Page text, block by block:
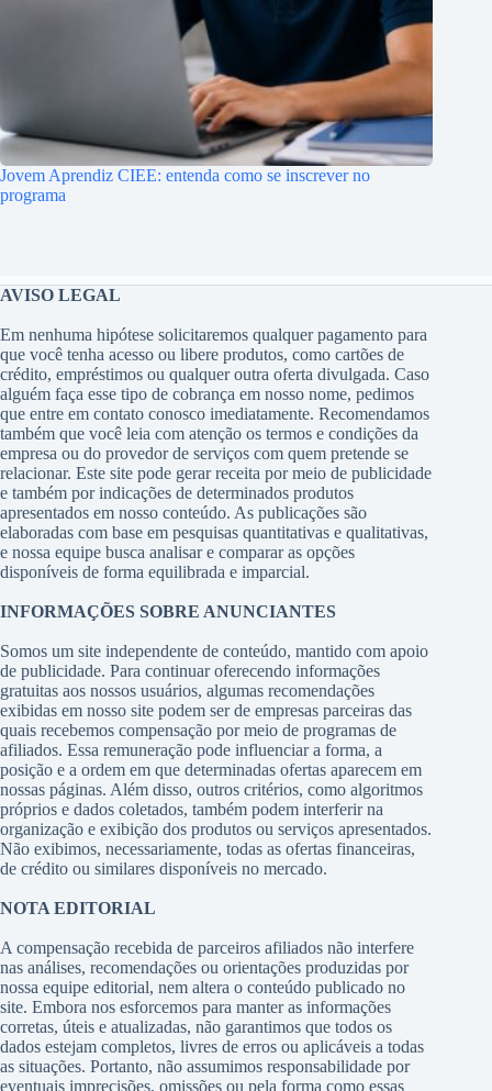
Jovem Aprendiz CIEE: entenda como se inscrever no
programa
AVISO LEGAL
Em nenhuma hipótese solicitaremos qualquer pagamento para
que você tenha acesso ou libere produtos, como cartões de
crédito, empréstimos ou qualquer outra oferta divulgada. Caso
alguém faça esse tipo de cobrança em nosso nome, pedimos
que entre em contato conosco imediatamente. Recomendamos
também que você leia com atenção os termos e condições da
empresa ou do provedor de serviços com quem pretende se
relacionar. Este site pode gerar receita por meio de publicidade
e também por indicações de determinados produtos
apresentados em nosso conteúdo. As publicações são
elaboradas com base em pesquisas quantitativas e qualitativas,
e nossa equipe busca analisar e comparar as opções
disponíveis de forma equilibrada e imparcial.
INFORMAÇÕES SOBRE ANUNCIANTES
Somos um site independente de conteúdo, mantido com apoio
de publicidade. Para continuar oferecendo informações
gratuitas aos nossos usuários, algumas recomendações
exibidas em nosso site podem ser de empresas parceiras das
quais recebemos compensação por meio de programas de
afiliados. Essa remuneração pode influenciar a forma, a
posição e a ordem em que determinadas ofertas aparecem em
nossas páginas. Além disso, outros critérios, como algoritmos
próprios e dados coletados, também podem interferir na
organização e exibição dos produtos ou serviços apresentados.
Não exibimos, necessariamente, todas as ofertas financeiras,
de crédito ou similares disponíveis no mercado.
NOTA EDITORIAL
A compensação recebida de parceiros afiliados não interfere
nas análises, recomendações ou orientações produzidas por
nossa equipe editorial, nem altera o conteúdo publicado no
site. Embora nos esforcemos para manter as informações
corretas, úteis e atualizadas, não garantimos que todos os
dados estejam completos, livres de erros ou aplicáveis a todas
as situações. Portanto, não assumimos responsabilidade por
eventuais imprecisões, omissões ou pela forma como essas